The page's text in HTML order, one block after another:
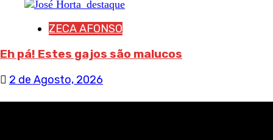
ZECA AFONSO
Eh pá! Estes gajos são malucos
2 de Agosto, 2026